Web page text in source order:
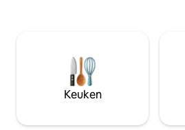
vissen, stranden, de Zoo Sauvage
Félicien, fietspaden en nog veel
Hier nodigt elk moment uit tot
ontspanningKeuken